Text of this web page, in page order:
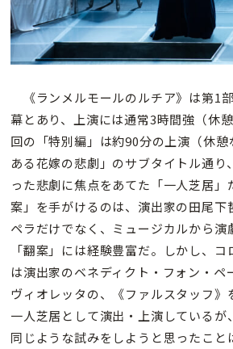
《ランメルモールのルチア》は第1
幕とあり、上演には通常3時間強（休
回の「特別編」は約90分の上演（休
ある花嫁の悲劇」のサブタイトル通り
った悲劇に焦点をあてた「一人芝居」
案」を手がけるのは、演出家の田尾下
ペラだけでなく、ミュージカルから演
「翻案」には経験豊富だ。しかし、
は演出家のベネディクト・フォン・ペ
ヴィオレッタの、《ファルスタッフ》
一人芝居として演出・上演しているが
同じような試みをしようと思ったこと